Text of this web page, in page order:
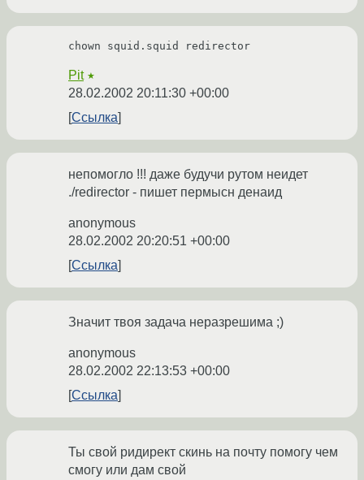
Pit ★
28.02.2002 20:11:30 +00:00
Ссылка
непомогло !!! даже будучи рутом неидет
./redirector - пишет пермысн денаид
anonymous
28.02.2002 20:20:51 +00:00
Ссылка
Значит твоя задача неразрешима ;)
anonymous
28.02.2002 22:13:53 +00:00
Ссылка
Ты свой ридирект скинь на почту помогу чем
смогу или дам свой